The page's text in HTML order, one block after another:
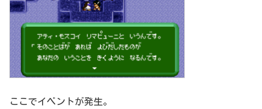
ここでイベントが発生。